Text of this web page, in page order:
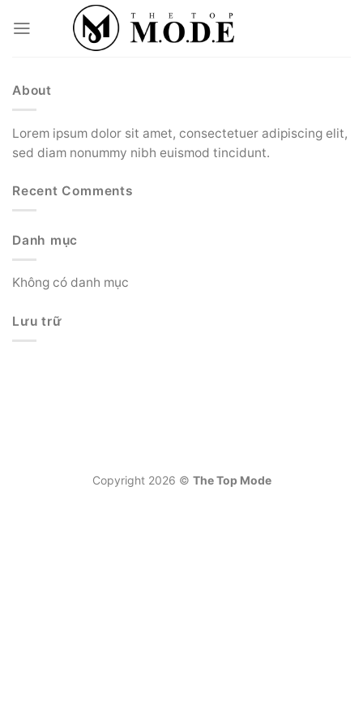
About
Lorem ipsum dolor sit amet, consectetuer adipiscing elit,
sed diam nonummy nibh euismod tincidunt.
Recent Comments
Danh mục
Không có danh mục
Lưu trữ
Copyright 2026 © The Top Mode